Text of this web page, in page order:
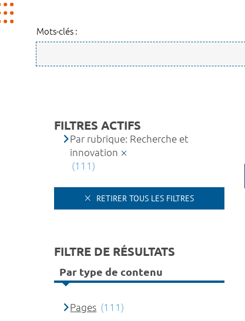
Mots-clés :
FILTRES ACTIFS
Par rubrique: Recherche et
innovation
(111)
RETIRER TOUS LES FILTRES
FILTRE DE RÉSULTATS
Par type de contenu
Pages (111)